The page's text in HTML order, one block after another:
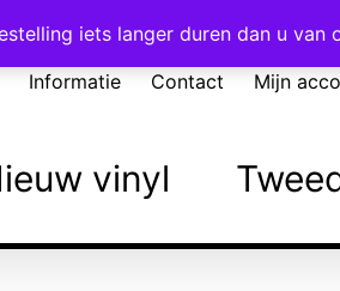
= vandaag verzonden!
Informatie Contact Mijn
vinyl
iets langer duren dan u